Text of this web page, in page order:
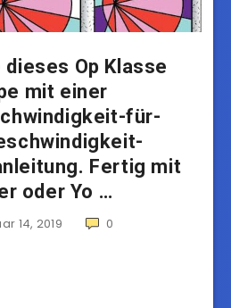
Op Klasse
mit einer
für-
Fertig mit
oder Yo …
14, 2019 0